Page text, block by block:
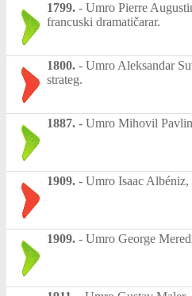
1799. - Umro Pierre
francuski dramatičarar.
1800. - Umro Aleksandar
strateg.
1887. - Umro Mihovil
1909. - Umro Isaac
1909. - Umro George